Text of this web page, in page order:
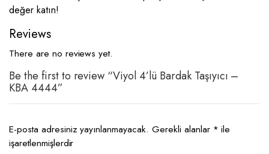
değer katın!
Reviews
There are no reviews yet.
Be the first to review “Viyol 4’lü Bardak Taşıyıcı –
KBA 4444”
E-posta adresiniz yayınlanmayacak. Gerekli alanlar * ile
işaretlenmişlerdir